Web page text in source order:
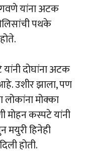
यांना अटक
पथके
दोघांना अटक
उशीर झाला, पण
मोक्का
मोहन कस्पटे यांनी
हिनेही
होती.